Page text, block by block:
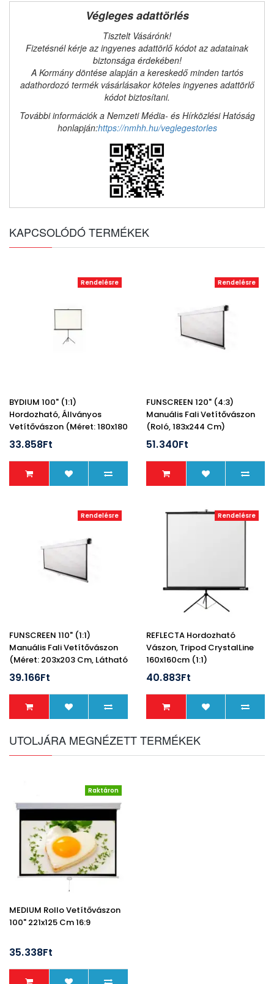
Végleges adattörlés
Tisztelt Vásárónk!
Fizetésnél kérje az ingyenes adattörlő kódot az adatainak
biztonsága érdekében!
A Kormány döntése alapján a kereskedő minden tartós
adathordozó termék vásárlásakor köteles ingyenes adattörlő
kódot biztosítani.
További információk a Nemzeti Média- és Hírközlési Hatóság
honlapján:https://nmhh.hu/veglegestorles
KAPCSOLÓDÓ TERMÉKEK
Rendelésre
BYDIUM 100" (1:1)
Hordozható, Állványos
Vetítővászon (Méret: 180x180
Cm, Felület: Matt Fehér)
33.858Ft
Rendelésre
FUNSCREEN 120" (4:3)
Manuális Fali Vetítővászon
(roló, 183x244 Cm)
51.340Ft
Rendelésre
FUNSCREEN 110" (1:1)
Manuális Fali Vetítővászon
(Méret: 203x203 Cm, Látható
Méret: 197x197 Cm)
39.166Ft
Rendelésre
REFLECTA Hordozható
Vászon, Tripod CrystalLine
160x160cm (1:1)
40.883Ft
UTOLJÁRA MEGNÉZETT TERMÉKEK
Raktáron
MEDIUM Rollo Vetítővászon
100" 221x125 Cm 16:9
35.338Ft